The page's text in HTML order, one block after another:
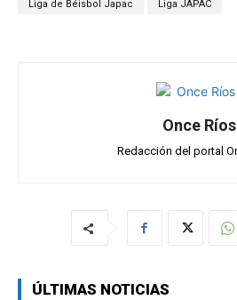
p
o
m
Liga de Béisbol Japac Liga JAPAC
Once Ríos
Redacción del portal
ÚLTIMAS NOTICIAS